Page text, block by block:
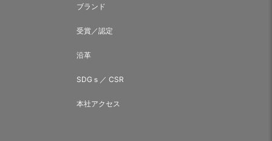
ブランド
受賞／認定
沿革
SDGｓ／ CSR
本社アクセス